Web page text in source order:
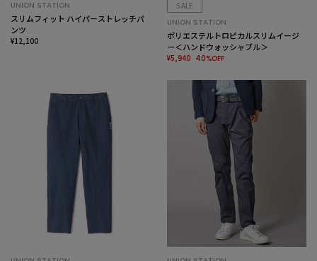
UNION STATION
スリムフィット ハイパーストレッチパ
ンツ
¥12,100
SALE
UNION STATION
ポリエステルトロピカルスリムイージ
ー＜ハンドウォッシャブル＞
¥5,940 40%OFF